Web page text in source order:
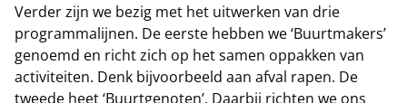
Verder zijn we bezig met het uitwerken van drie
programmalijnen. De eerste hebben we ‘Buurtmakers’
genoemd en richt zich op het samen oppakken van
activiteiten. Denk bijvoorbeeld aan afval rapen. De
tweede heet ‘Buurtgenoten’. Daarbij richten we ons